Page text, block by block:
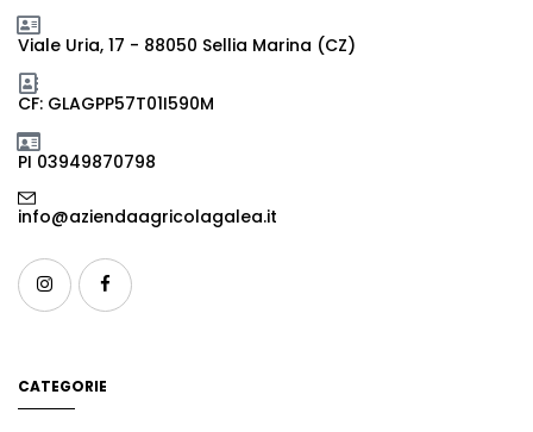
Viale Uria, 17 - 88050 Sellia Marina (CZ)
CF: GLAGPP57T01I590M
PI 03949870798
info@aziendaagricolagalea.it
CATEGORIE